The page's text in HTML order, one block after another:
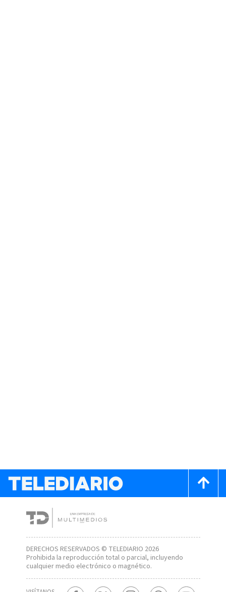
DERECHOS RESERVADOS © TELEDIARIO 2026
Prohibida la reproducción total o parcial, incluyendo
cualquier medio electrónico o magnético.